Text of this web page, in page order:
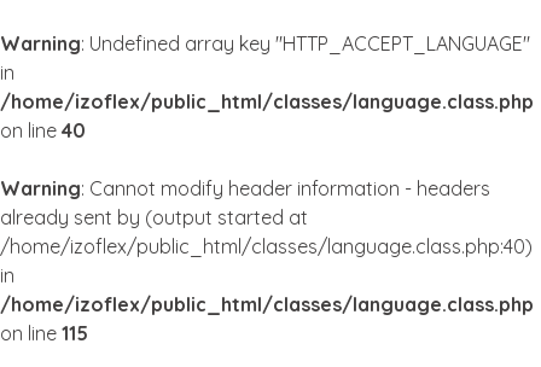
Warning: Undefined array key "HTTP_ACCEPT_LANGUAGE"
in
/home/izoflex/public_html/classes/language.class.php
on line 40
Warning: Cannot modify header information - headers
already sent by (output started at
/home/izoflex/public_html/classes/language.class.php:40)
in
/home/izoflex/public_html/classes/language.class.php
on line 115